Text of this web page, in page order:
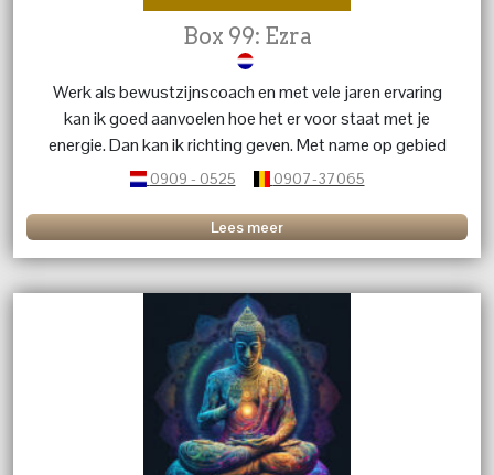
Box 99: Ezra
Werk als bewustzijnscoach en met vele jaren ervaring
kan ik goed aanvoelen hoe het er voor staat met je
energie. Dan kan ik richting geven. Met name op gebied
van liefdesrelaties.
0909 - 0525 0907-37065
Lees meer